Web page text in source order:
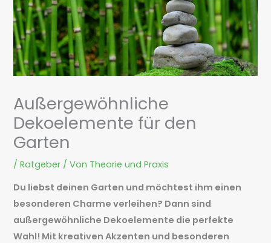
Außergewöhnliche
Dekoelemente für den
Garten
/Ratgeber / Von Theorie und Praxis
Du liebst deinen Garten und möchtest ihm einen
besonderen Charme verleihen? Dann sind
außergewöhnliche Dekoelemente die perfekte
Wahl! Mit kreativen Akzenten und besonderen